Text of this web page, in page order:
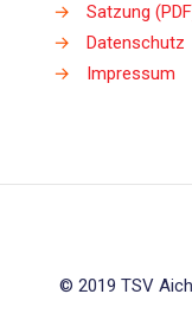
→
Satzung
→
Datenschutz
→
Impressum
© 2019 TSV